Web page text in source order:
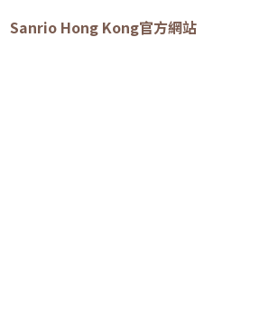
Sanrio Hong Kong官方網站